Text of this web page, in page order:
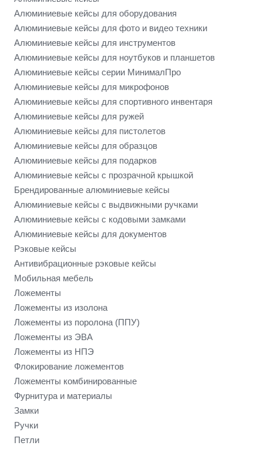
Алюминиевые кейсы для оборудования
Алюминиевые кейсы для фото и видео техники
Алюминиевые кейсы для инструментов
Алюминиевые кейсы для ноутбуков и планшетов
Алюминиевые кейсы серии МинималПро
Алюминиевые кейсы для микрофонов
Алюминиевые кейсы для спортивного инвентаря
Алюминиевые кейсы для ружей
Алюминиевые кейсы для пистолетов
Алюминиевые кейсы для образцов
Алюминиевые кейсы для подарков
Алюминиевые кейсы с прозрачной крышкой
Брендированные алюминиевые кейсы
Алюминиевые кейсы с выдвижными ручками
Алюминиевые кейсы с кодовыми замками
Алюминиевые кейсы для документов
Рэковые кейсы
Антивибрационные рэковые кейсы
Мобильная мебель
Ложементы
Ложементы из изолона
Ложементы из поролона (ППУ)
Ложементы из ЭВА
Ложементы из НПЭ
Флокирование ложементов
Ложементы комбинированные
Фурнитура и материалы
Замки
Ручки
Петли